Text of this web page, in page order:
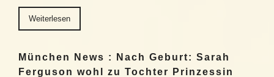
Weiterlesen
München News : Nach Geburt: Sarah
Ferguson wohl zu Tochter Prinzessin